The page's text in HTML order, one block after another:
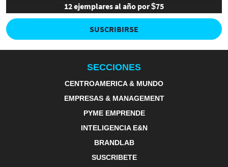
12 ejemplares al año por $75
SUSCRIBIRSE
SECCIONES
CENTROAMERICA & MUNDO
EMPRESAS & MANAGEMENT
PYME EMPRENDE
INTELIGENCIA E&N
BRANDLAB
SUSCRIBETE